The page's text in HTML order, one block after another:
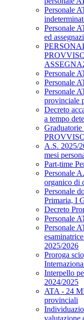
Personale
Personale
ed
Personale
Personale
Personale
provinciale
Decreto
a tempo
A.S. 2025/
mesi
Part-time
Personale
organico di
Personale
Primaria, I
Decreto
Personale
Personale
2025/2026
Proroga
Interpello
2024/2025
ATA - 24
provinciali